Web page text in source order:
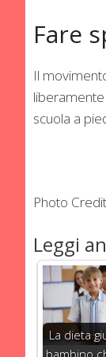
Fare
Il
scuola a
Photo
Leggi
La dieta
bambino